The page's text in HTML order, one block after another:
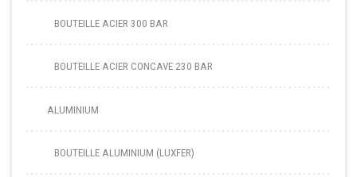
BOUTEILLE ACIER 300 BAR
BOUTEILLE ACIER CONCAVE 230 BAR
ALUMINIUM
BOUTEILLE ALUMINIUM (LUXFER)